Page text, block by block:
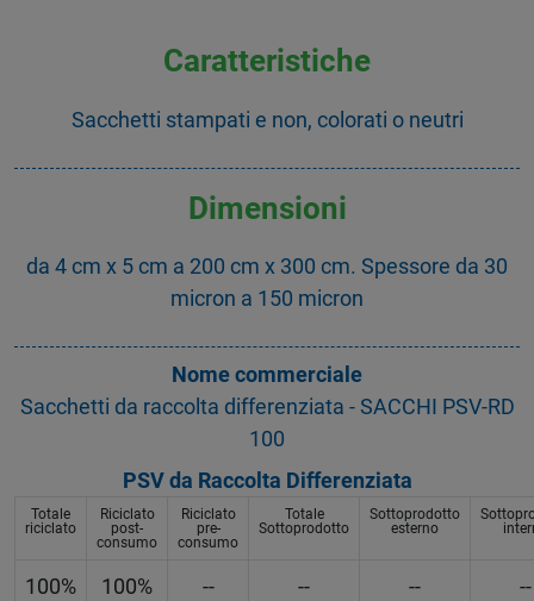
Caratteristiche
Sacchetti stampati e non, colorati o neutri
Dimensioni
da 4 cm x 5 cm a 200 cm x 300 cm. Spessore da 30
micron a 150 micron
Nome commerciale
Sacchetti da raccolta differenziata - SACCHI PSV-RD
100
PSV da Raccolta Differenziata
Totale
riciclato
Riciclato
post-
consumo
Riciclato
pre-
consumo
Totale
Sottoprodotto
Sottoprodotto
esterno
100% 100% -- -- -- --